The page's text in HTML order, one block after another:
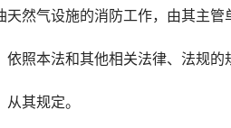
然气设施的消防工作，由其主管
照本法和其他相关法律、法规的
其规定。